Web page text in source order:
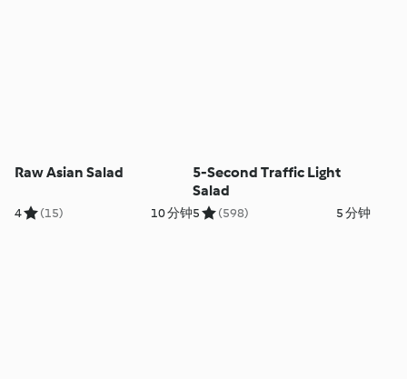
Raw Asian Salad
4 (15) 10 分钟
5-Second Traffic Light
Salad
5 (598) 5 分钟